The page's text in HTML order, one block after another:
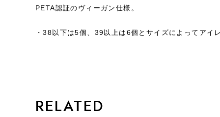
PETA認証のヴィーガン仕様。
・38以下は5個、39以上は6個とサイズによってアイ
RELATED